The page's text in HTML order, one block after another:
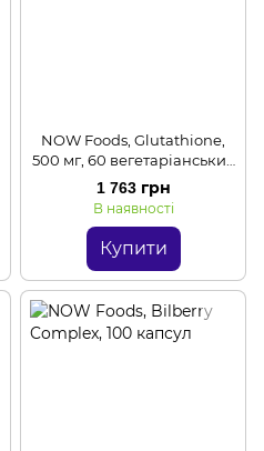
NOW Foods, Glutathione,
500 мг, 60 вегетаріанських
капсул
1 763 грн
В наявності
Купити